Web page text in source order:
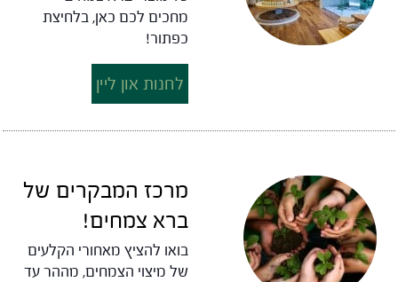
מחכים לכם כאן, בלחיצת
כפתור!
לחנות און ליין
מרכז המבקרים של
ברא צמחים!
בואו להציץ מאחורי הקלעים
של מיצוי הצמחים, מההר עד